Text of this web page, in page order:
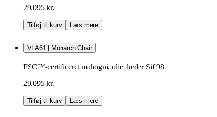
29.095 kr.
Tilføj til kurv Læs mere
VLA61 | Monarch Chair
FSC™-certificeret mahogni, olie, læder Sif 98
29.095 kr.
Tilføj til kurv Læs mere